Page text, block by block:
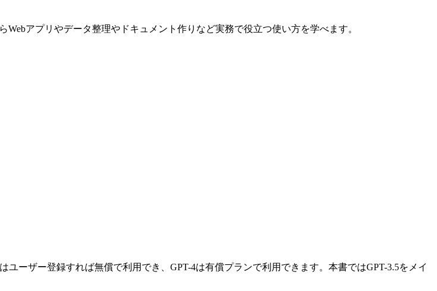
アプリやデータ整理やドキュメント作りなど実務で役立つ使い方を学べます。
ユーザー登録すれば無償で利用でき、GPT-4は有償プランで利用できます。本書ではGPT-3.5をメイ